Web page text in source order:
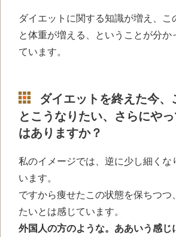
ダイエットに関する知識が増え、こ
と体重が増える、ということが分か
ています。
ダイエットを終えた今、
とこうなりたい、さらにや
はありますか？
私のイメージでは、逆に少し細くな
います。
ですから痩せたこの状態を保ちつつ
たいとは感じています。
外国人の方のような。ああいう感じ